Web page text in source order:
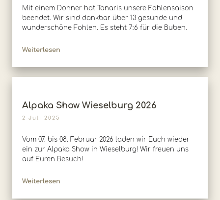
Mit einem Donner hat Tanaris unsere Fohlensaison
beendet. Wir sind dankbar über 13 gesunde und
wunderschöne Fohlen. Es steht 7:6 für die Buben.
Weiterlesen
Alpaka Show Wieselburg 2026
2 Juli 2025
Vom 07. bis 08. Februar 2026 laden wir Euch wieder
ein zur Alpaka Show in Wieselburg! Wir freuen uns
auf Euren Besuch!
Weiterlesen